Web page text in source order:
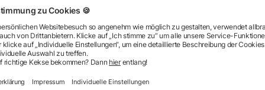
Wir haben die Antworten.